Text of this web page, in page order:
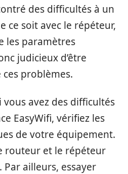
des difficultés à un
ce soit avec le répéteur,
les paramètres
judicieux d’être
problèmes.
vous avez des difficultés
EasyWifi, vérifiez les
de votre équipement.
routeur et le répéteur
ailleurs, essayer